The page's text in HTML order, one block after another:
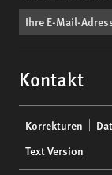
Kontakt
menu
Korrekturen
Text Version